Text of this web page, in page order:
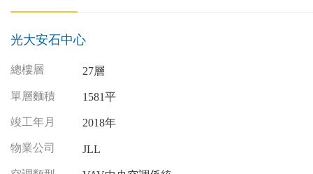
光大安石中心
總樓層 27層
單層麵積 1581平
竣工年月 2018年
物業公司 JLL